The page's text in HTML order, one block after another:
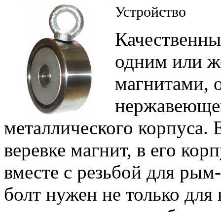
Устройство
одним или
магнитами,
металлического корпуса.
веревке магнит, в его
вместе с резьбой для
болт нужен не только